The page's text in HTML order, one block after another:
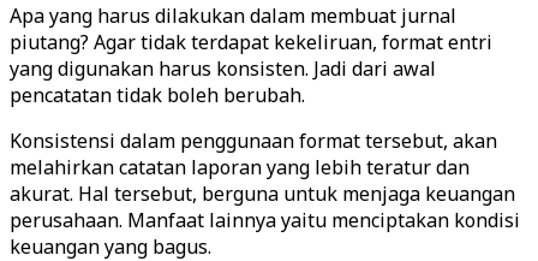
Apa yang harus dilakukan dalam membuat jurnal
piutang? Agar tidak terdapat kekeliruan, format entri
yang digunakan harus konsisten. Jadi dari awal
pencatatan tidak boleh berubah.
Konsistensi dalam penggunaan format tersebut, akan
melahirkan catatan laporan yang lebih teratur dan
akurat. Hal tersebut, berguna untuk menjaga keuangan
perusahaan. Manfaat lainnya yaitu menciptakan kondisi
keuangan yang bagus.